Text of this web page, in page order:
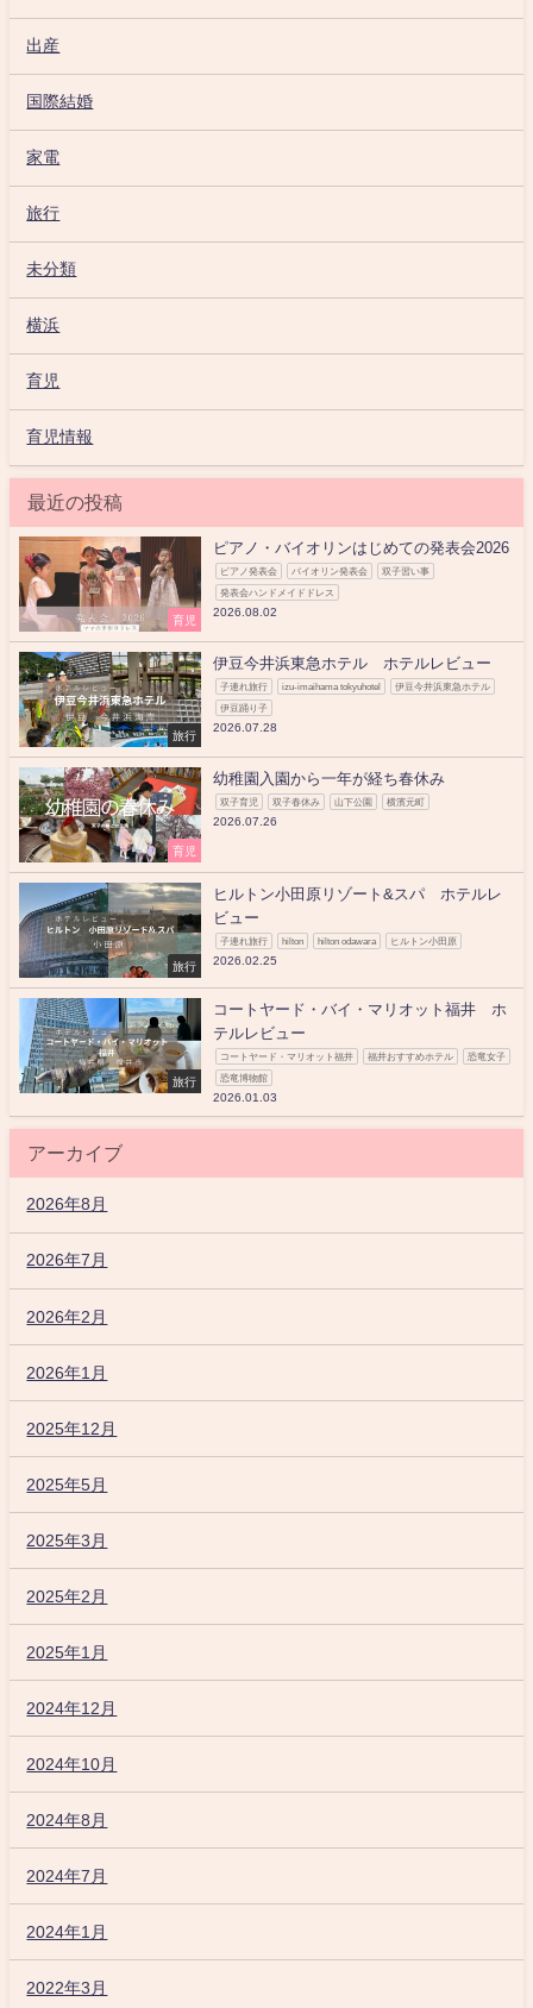
出産
国際結婚
家電
旅行
未分類
横浜
育児
育児情報
最近の投稿
育児
ピアノ・バイオリンはじめての発表会2026
ピアノ発表会 バイオリン発表会 双子習い事
発表会ハンドメイドドレス
2026.08.02
旅行
伊豆今井浜東急ホテル ホテルレビュー
子連れ旅行 izu-imaihama tokyuhotel 伊豆今井浜東急ホテル
伊豆踊り子
2026.07.28
育児
幼稚園入園から一年が経ち春休み
双子育児 双子春休み 山下公園 横濱元町
2026.07.26
旅行
ヒルトン小田原リゾート&スパ ホテルレ
ビュー
子連れ旅行 hilton hilton odawara ヒルトン小田原
2026.02.25
旅行
コートヤード・バイ・マリオット福井 ホ
テルレビュー
コートヤード・マリオット福井 福井おすすめホテル 恐竜女子
恐竜博物館
2026.01.03
アーカイブ
2026年8月
2026年7月
2026年2月
2026年1月
2025年12月
2025年5月
2025年3月
2025年2月
2025年1月
2024年12月
2024年10月
2024年8月
2024年7月
2024年1月
2022年3月